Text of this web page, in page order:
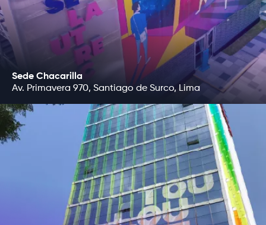
Sede Chacarilla
Av. Primavera 970, Santiago de Surco, Lima